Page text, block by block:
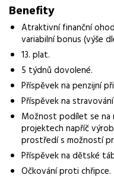
Požadavky
Vysokoškolské vzdělání
řízením technických
průmyslové výroby s
Benefity
Atraktivní finanční
variabilní bonus (výše
13. plat.
5 týdnů dovolené.
Příspěvek na penzijní
Příspěvek na
Možnost podílet se na
projektech napříč
prostředí s možností
Příspěvek na dětské
Očkování proti chřipce.